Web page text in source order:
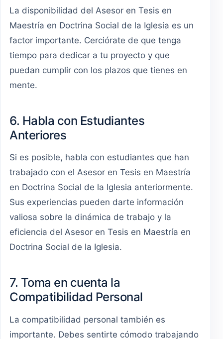
La disponibilidad del Asesor en Tesis en
Maestría en Doctrina Social de la Iglesia es un
factor importante. Cerciórate de que tenga
tiempo para dedicar a tu proyecto y que
puedan cumplir con los plazos que tienes en
mente.
6. Habla con Estudiantes
Anteriores
Si es posible, habla con estudiantes que han
trabajado con el Asesor en Tesis en Maestría
en Doctrina Social de la Iglesia anteriormente.
Sus experiencias pueden darte información
valiosa sobre la dinámica de trabajo y la
eficiencia del Asesor en Tesis en Maestría en
Doctrina Social de la Iglesia.
7. Toma en cuenta la
Compatibilidad Personal
La compatibilidad personal también es
importante. Debes sentirte cómodo trabajando